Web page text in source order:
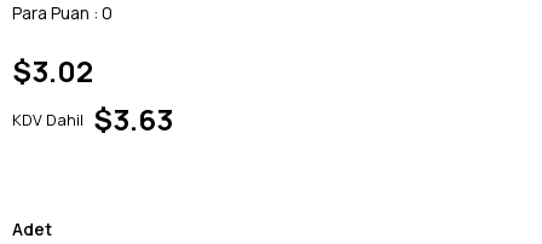
Para Puan : 0
$3.02
KDV Dahil $3.63
Adet